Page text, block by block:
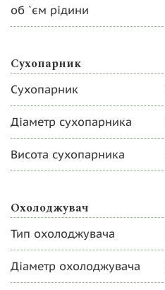
об `єм рідини
Сухопарник
Сухопарник
Діаметр сухопарника
Висота сухопарника
Охолоджувач
Тип охолоджувача
Діаметр охолоджувача